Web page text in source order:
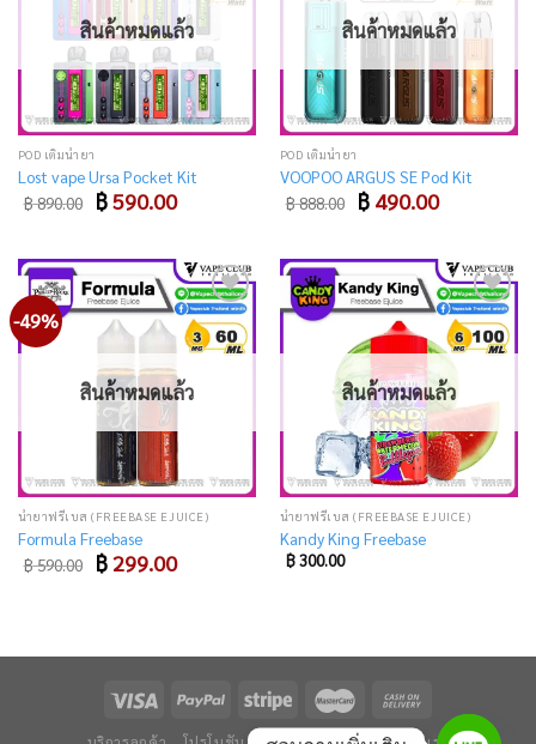
สินค้าหมดแล้ว
POD เติมน้ำยา
Lost vape Ursa Pocket Kit
฿890.00 Original
price
฿590.00Current
price
สินค้าหมดแล้ว
POD เติมน้ำยา
VOOPOO ARGUS SE Pod Kit
฿888.00 Original
price
฿ 490.00Current
price
-49%
Add
to
wishlist
สินค้าหมดแล้ว
น้ำยาฟรีเบส (FREEBASE EJUICE)
Formula Freebase
฿590.00 Original
price
฿299.00Current
price
Add
to
wishlist
สินค้าหมดแล้ว
น้ำยาฟรีเบส (FREEBASE EJUICE)
Kandy King Freebase
฿300.00